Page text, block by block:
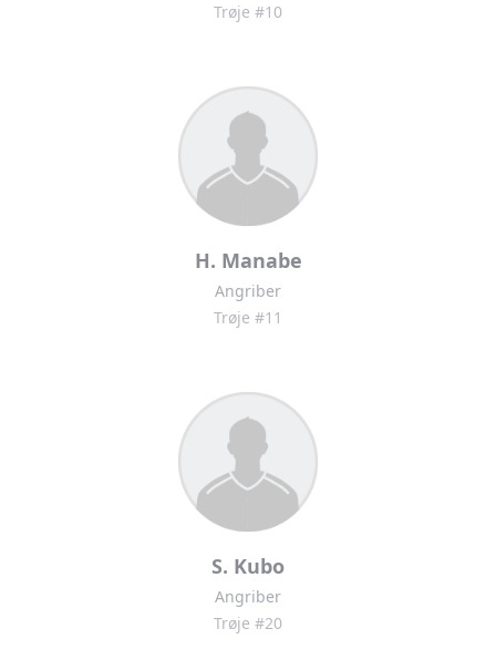
Trøje #10
H. Manabe
Angriber
Trøje #11
S. Kubo
Angriber
Trøje #20